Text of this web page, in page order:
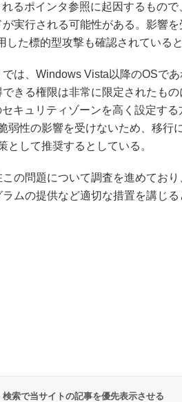
るポインタ参照に起因するもので
実行される可能性がある。影響
た標的型攻撃も確認されていると
は、Windows Vista以降のOSであ
きる権限は非常に限定されたも
キュリティゾーンを高く設定する
弱性の影響を受けないため、移行
として推奨するとしている。
の問題について調査を進めており
ムの提供など適切な措置を講じる
索で当サイトの記事を優先表示させる